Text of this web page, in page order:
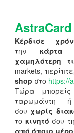
AstraCard
Κέρδισε
την κάρτα
χαμηλότερη
markets,
shop στο https://
Τώρα
ταρωμάντη
σου χωρίς
το κινητό σου